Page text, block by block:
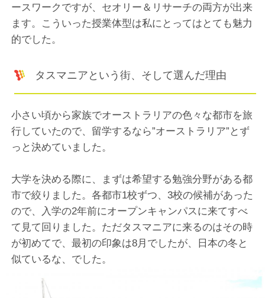
ースワークですが、セオリー＆リサーチの両方が出来
ます。こういった授業体型は私にとってはとても魅力
的でした。
タスマニアという街、そして選んだ理由
小さい頃から家族でオーストラリアの色々な都市を旅
行していたので、留学するなら”オーストラリア”とず
っと決めていました。
大学を決める際に、まずは希望する勉強分野がある都
市で絞りました。各都市1校ずつ、3校の候補があった
ので、入学の2年前にオープンキャンパスに来てすべ
て見て回りました。ただタスマニアに来るのはその時
が初めてで、最初の印象は8月でしたが、日本の冬と
似ているな、でした。